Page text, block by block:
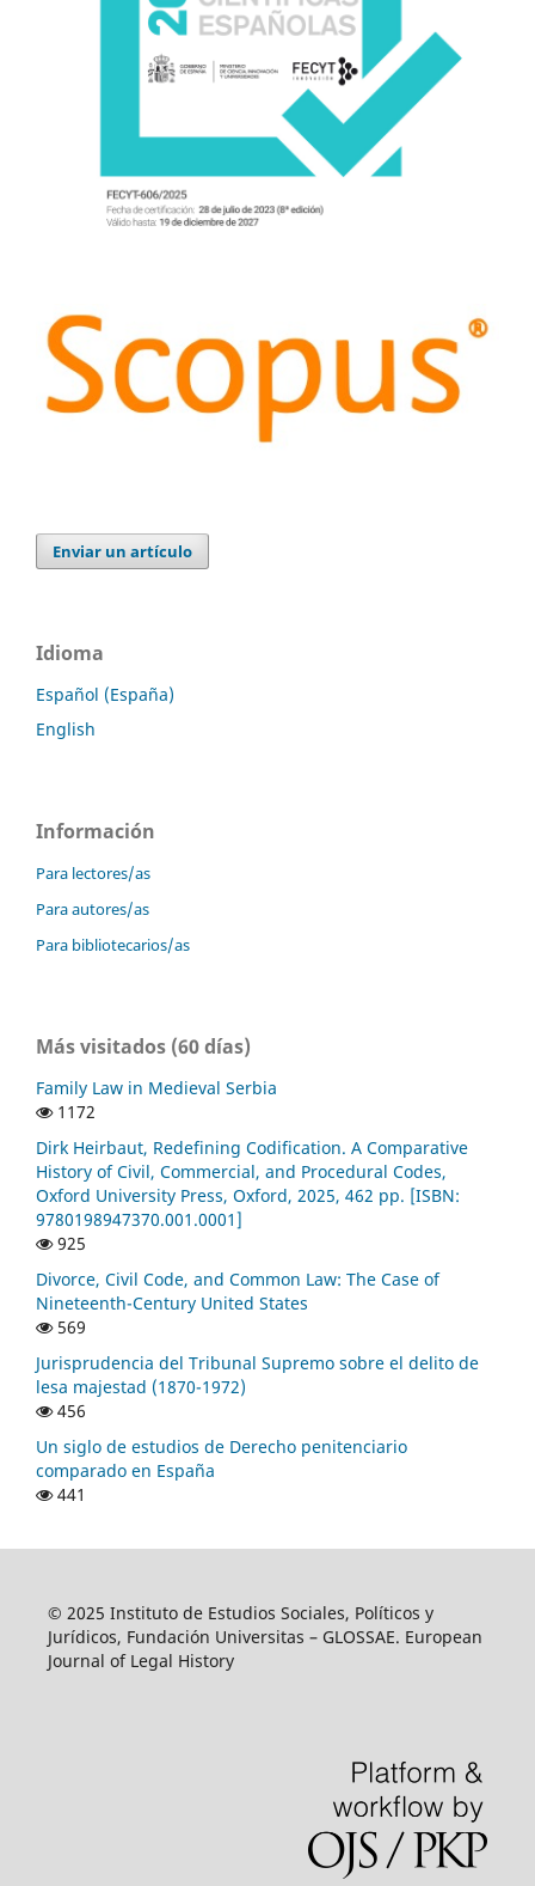
Enviar un artículo
Idioma
Español (España)
English
Información
Para lectores/as
Para autores/as
Para bibliotecarios/as
Más visitados (60 días)
Family Law in Medieval Serbia
1172
Dirk Heirbaut, Redefining Codification. A Comparative
History of Civil, Commercial, and Procedural Codes,
Oxford University Press, Oxford, 2025, 462 pp. [ISBN:
9780198947370.001.0001]
925
Divorce, Civil Code, and Common Law: The Case of
Nineteenth-Century United States
569
Jurisprudencia del Tribunal Supremo sobre el delito de
lesa majestad (1870-1972)
456
Un siglo de estudios de Derecho penitenciario
comparado en España
441
© 2025 Instituto de Estudios Sociales, Políticos y
Jurídicos, Fundación Universitas – GLOSSAE. European
Journal of Legal History